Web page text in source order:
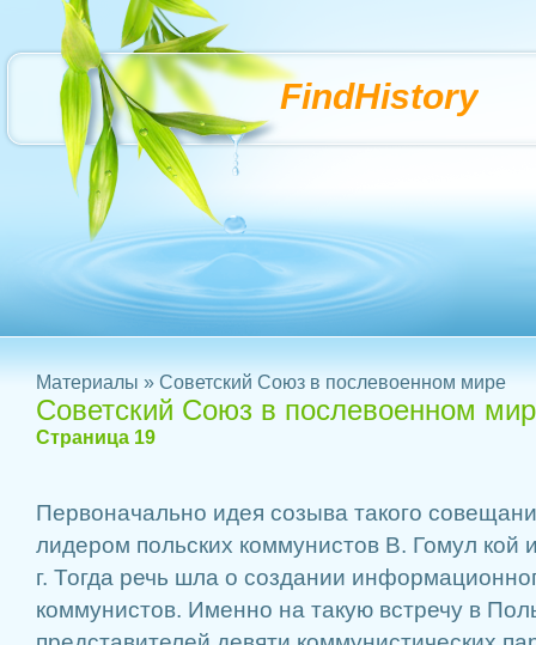
FindHistory
Материалы » Советский Союз в послевоенном мире
Советский Союз в послевоенном
Страница 19
Первоначально идея созыва такого
лидером польских коммунистов В. Гомул
г. Тогда речь шла о создании
коммунистов. Именно на такую встречу в